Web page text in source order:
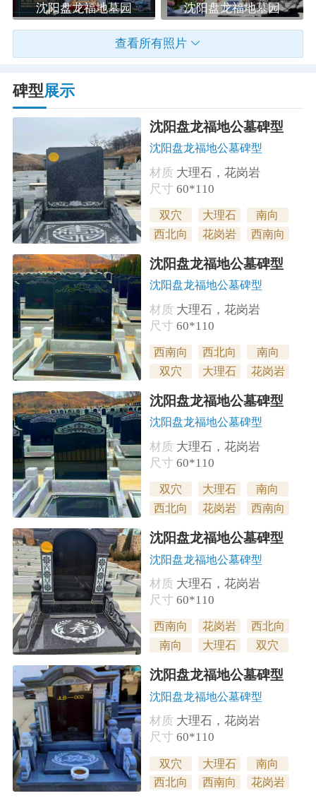
沈阳盘龙福地墓园 沈阳盘龙福地墓园
查看所有照片
碑型展示
沈阳盘龙福地公墓碑型
沈阳盘龙福地公墓碑型
材质 大理石，花岗岩
尺寸60*110
双穴 大理石
南向
西北向
花岗岩 西南向
沈阳盘龙福地公墓碑型
沈阳盘龙福地公墓碑型
材质 大理石，花岗岩
尺寸60*110
西南向 西北向
南向
双穴
大理石 花岗岩
沈阳盘龙福地公墓碑型
沈阳盘龙福地公墓碑型
材质 大理石，花岗岩
尺寸60*110
双穴 大理石
南向
西北向
花岗岩 西南向
沈阳盘龙福地公墓碑型
沈阳盘龙福地公墓碑型
材质 大理石，花岗岩
尺寸60*110
西南向 花岗岩
西北向
南向
大理石 双穴
沈阳盘龙福地公墓碑型
沈阳盘龙福地公墓碑型
材质 大理石，花岗岩
尺寸60*110
双穴 大理石
南向
西北向
西南向 花岗岩